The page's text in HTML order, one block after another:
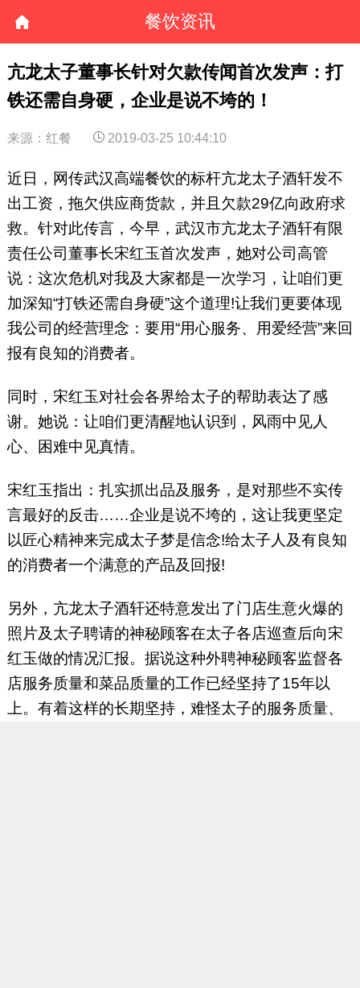
餐饮资讯
亢龙太子董事长针对欠款传闻首次发声：打
铁还需自身硬，企业是说不垮的！
来源：红餐 2019-03-25 10:44:10
近日，网传武汉高端餐饮的标杆亢龙太子酒轩发不
出工资，拖欠供应商货款，并且欠款29亿向政府求
救。针对此传言，今早，武汉市亢龙太子酒轩有限
责任公司董事长宋红玉首次发声，她对公司高管
说：这次危机对我及大家都是一次学习，让咱们更
加深知“打铁还需自身硬”这个道理!让我们更要体现
我公司的经营理念：要用“用心服务、用爱经营”来回
报有良知的消费者。
同时，宋红玉对社会各界给太子的帮助表达了感
谢。她说：让咱们更清醒地认识到，风雨中见人
心、困难中见真情。
宋红玉指出：扎实抓出品及服务，是对那些不实传
言最好的反击……企业是说不垮的，这让我更坚定
以匠心精神来完成太子梦是信念!给太子人及有良知
的消费者一个满意的产品及回报!
另外，亢龙太子酒轩还特意发出了门店生意火爆的
照片及太子聘请的神秘顾客在太子各店巡查后向宋
红玉做的情况汇报。据说这种外聘神秘顾客监督各
店服务质量和菜品质量的工作已经坚持了15年以
上。有着这样的长期坚持，难怪太子的服务质量、